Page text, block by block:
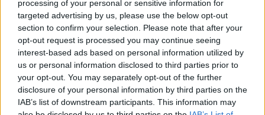
processing of your personal or sensitive information for
targeted advertising by us, please use the below opt-out
section to confirm your selection. Please note that after your
opt-out request is processed you may continue seeing
interest-based ads based on personal information utilized by
us or personal information disclosed to third parties prior to
your opt-out. You may separately opt-out of the further
disclosure of your personal information by third parties on the
IAB’s list of downstream participants. This information may
opportunità di inserimento lavorativo; tirocini e formazione
professionale; servizi di orientamento e accompagnamento al
lavoro.
Il seminario rappresenterà anche un'occasione di confronto e
approfondimento, con uno spazio dedicato alle domande dei